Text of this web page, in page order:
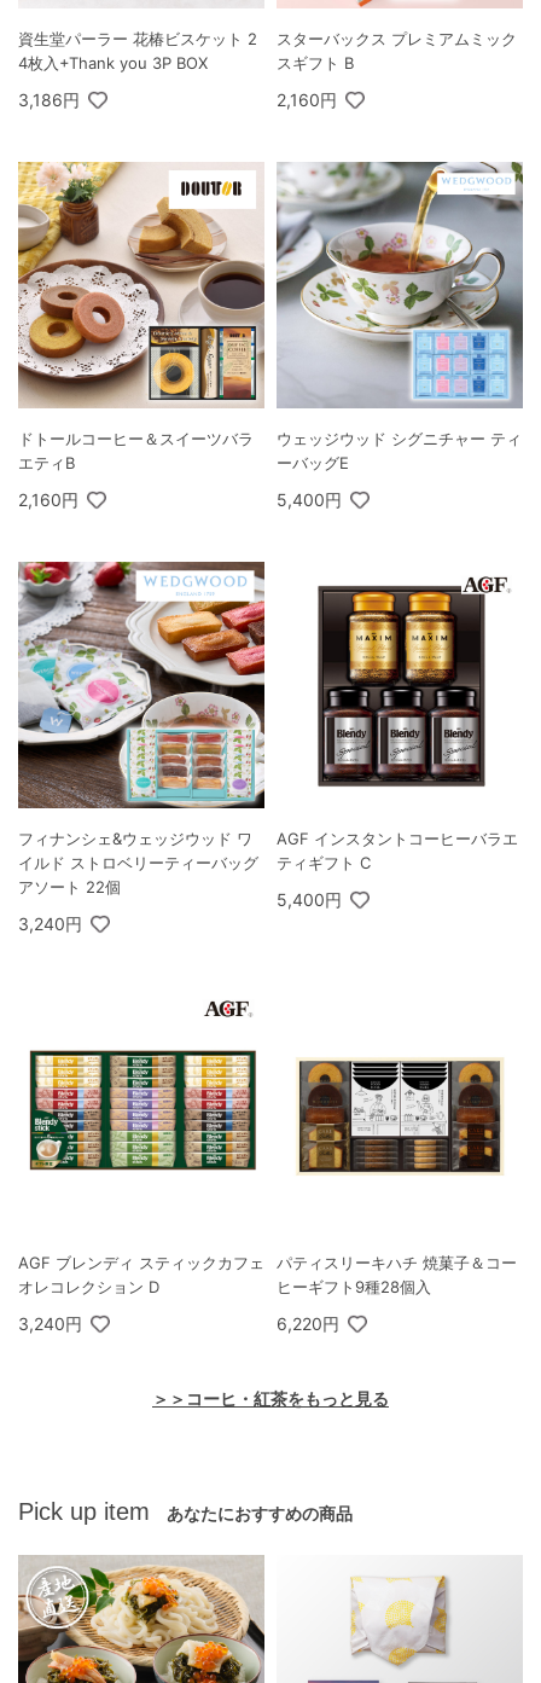
資生堂パーラー 花椿ビスケット 2
4枚入+Thank you 3P BOX
3,186円
スターバックス プレミアムミック
スギフト B
2,160円
ドトールコーヒー＆スイーツバラ
エティB
2,160円
ウェッジウッド シグニチャー ティ
ーバッグE
5,400円
フィナンシェ&ウェッジウッド ワ
イルド ストロベリーティーバッグ
アソート 22個
3,240円
AGF インスタントコーヒーバラエ
ティギフト C
5,400円
AGF ブレンディ スティックカフェ
オレコレクション D
3,240円
パティスリーキハチ 焼菓子＆コー
ヒーギフト9種28個入
6,220円
＞＞コーヒ・紅茶をもっと見る
Pick up item あなたにおすすめの商品